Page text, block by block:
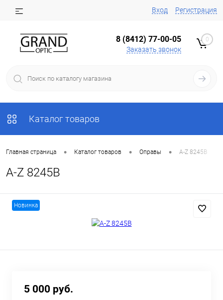
Вход Регистрация
8 (8412) 77-00-05
Заказать звонок
0
Каталог товаров
Главная страница • Каталог товаров • Оправы • A-Z 8245B
A-Z 8245B
Новинка
5 000 руб.